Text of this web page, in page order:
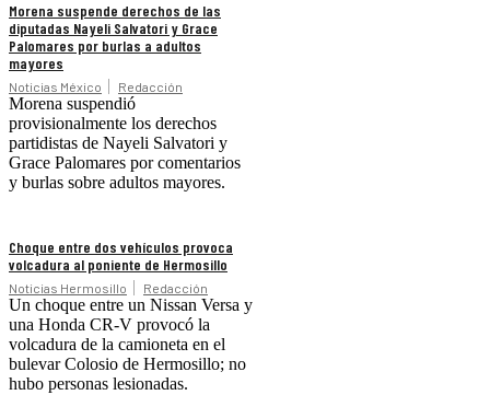
Morena suspende derechos de las
diputadas Nayeli Salvatori y Grace
Palomares por burlas a adultos
mayores
Noticias México Redacción
Morena suspendió
provisionalmente los derechos
partidistas de Nayeli Salvatori y
Grace Palomares por comentarios
y burlas sobre adultos mayores.
Choque entre dos vehículos provoca
volcadura al poniente de Hermosillo
Noticias Hermosillo Redacción
Un choque entre un Nissan Versa y
una Honda CR-V provocó la
volcadura de la camioneta en el
bulevar Colosio de Hermosillo; no
hubo personas lesionadas.